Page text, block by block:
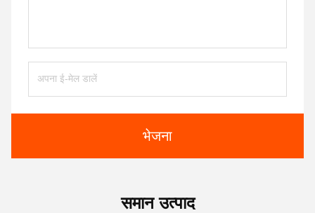
भेजना
समान उत्पाद